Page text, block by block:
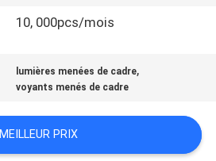
10, 000pcs/mois
lumières menées de cadre,
voyants menés de cadre
MEILLEUR PRIX